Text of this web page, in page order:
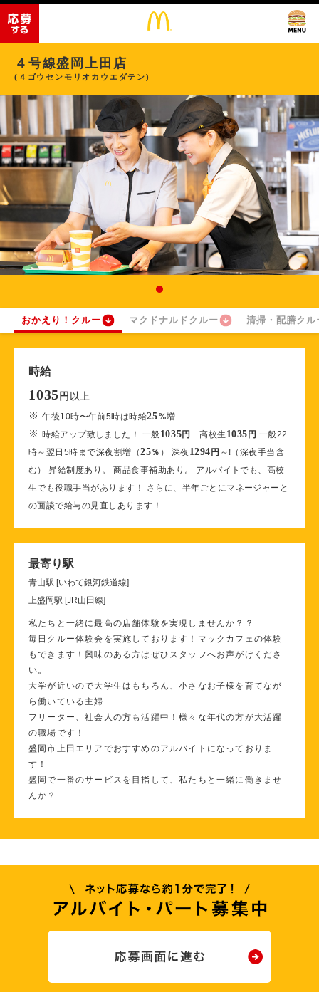
４号線盛岡上田店
(４ゴウセンモリオカウエダテン)
おかえり！クルー マクドナルドクルー 清掃・配膳クル
時給
1035 円 以上
※午後10時〜午前5時は時給25%増
※時給アップ致しました！ 一般1035円 高校生 1035円 一般22
時～翌日5時まで深夜割増（25％ ） 深夜1294円 ～!（深夜手当含
む） 昇給制度あり。 商品食事補助あり。 アルバイトでも、高校
生でも役職手当があります！ さらに、半年ごとにマネージャーと
の面談で給与の見直しあります！
最寄り駅
青山駅 [いわて銀河鉄道線]
上盛岡駅 [JR山田線]
私たちと一緒に最高の店舗体験を実現しませんか？？
毎日クルー体験会を実施しております！マックカフェの体験
もできます！興味のある方はぜひスタッフへお声がけくださ
い。
大学が近いので大学生はもちろん、小さなお子様を育てなが
ら働いている主婦
フリーター、社会人の方も活躍中！様々な年代の方が大活躍
の職場です！
盛岡市上田エリアでおすすめのアルバイトになっておりま
す！
盛岡で一番のサービスを目指して、私たちと一緒に働きませ
んか？